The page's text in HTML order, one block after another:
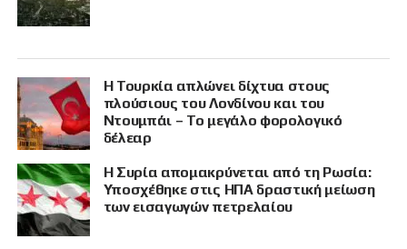
Η Τουρκία απλώνει δίχτυα στους
πλούσιους του Λονδίνου και του
Ντουμπάι – Το μεγάλο φορολογικό
δέλεαρ
Η Συρία απομακρύνεται από τη Ρωσία:
Υποσχέθηκε στις ΗΠΑ δραστική μείωση
των εισαγωγών πετρελαίου